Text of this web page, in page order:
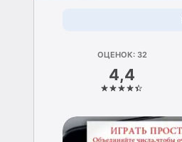
ОЦЕНОК: 32
4,4